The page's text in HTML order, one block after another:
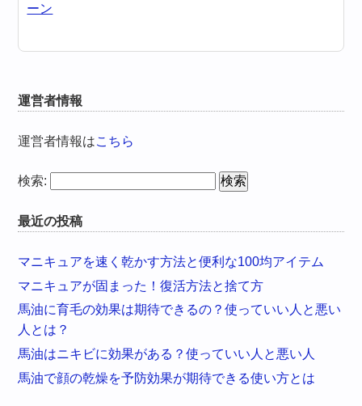
ーン
運営者情報
運営者情報はこちら
検索:
最近の投稿
マニキュアを速く乾かす方法と便利な100均アイテム
マニキュアが固まった！復活方法と捨て方
馬油に育毛の効果は期待できるの？使っていい人と悪い
人とは？
馬油はニキビに効果がある？使っていい人と悪い人
馬油で顔の乾燥を予防効果が期待できる使い方とは